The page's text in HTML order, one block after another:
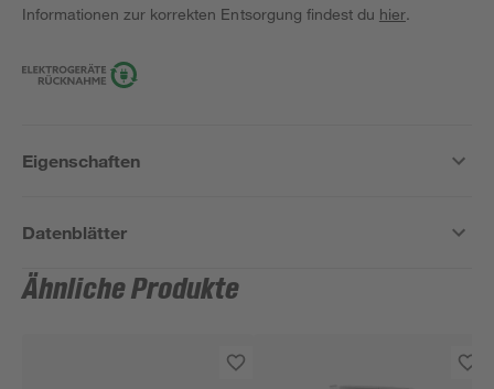
Informationen zur korrekten Entsorgung findest du hier.
Eigenschaften
Datenblätter
Ähnliche Produkte